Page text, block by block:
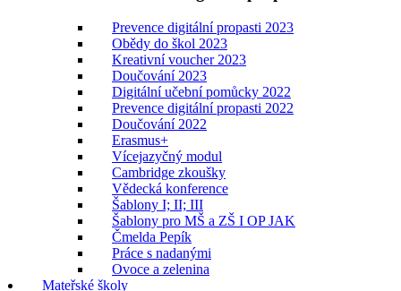
Prevence digitální propasti 2023
Obědy do škol 2023
Kreativní voucher 2023
Doučování 2023
Digitální učební pomůcky 2022
Prevence digitální propasti 2022
Doučování 2022
Erasmus+
Vícejazyčný modul
Cambridge zkoušky
Vědecká konference
Šablony I; II; III
Šablony pro MŠ a ZŠ I OP JAK
Čmelda Pepík
Práce s nadanými
Ovoce a zelenina
Mateřské školy